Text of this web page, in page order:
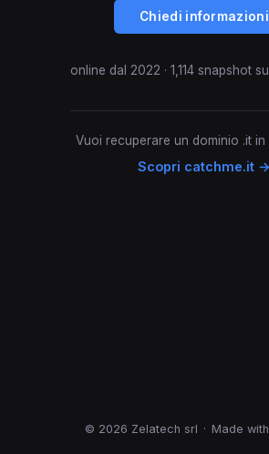
Chiedi informazioni
online dal 2022 · 1,114 snapshot
Vuoi recuperare un dominio .it in
Scopri catchme.it →
© 2026 Zelatech srl · Made with